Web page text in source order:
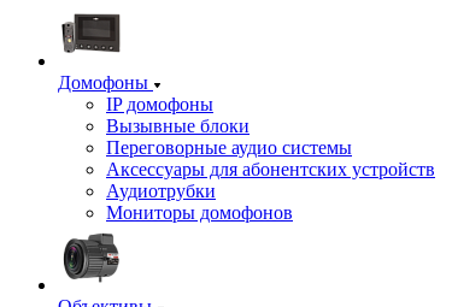
Домофоны
IP домофоны
Вызывные блоки
Переговорные аудио системы
Аксессуары для абонентских устройств
Аудиотрубки
Мониторы домофонов